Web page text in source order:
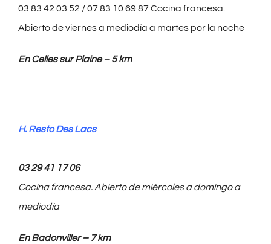
03 83 42 03 52 / 07 83 10 69 87 Cocina francesa.
Abierto de viernes a mediodía a martes por la noche
En Celles sur Plaine – 5 km
H. Resto Des Lacs
03 29 41 17 06
Cocina francesa.Abierto de miércoles adomingo a
mediodía
En Badonviller – 7 km